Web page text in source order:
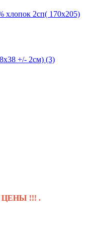
хлопок 2сп( 170х205)
+/- 2см) (3)
.